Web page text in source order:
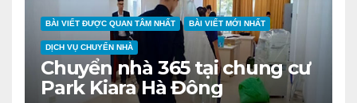
BÀI VIẾT ĐƯỢC QUAN TÂM NHẤT BÀI VIẾT MỚI NHẤT
DỊCH VỤ CHUYỂN NHÀ
Chuyển nhà 365 tại chung cư
Park Kiara Hà Đông